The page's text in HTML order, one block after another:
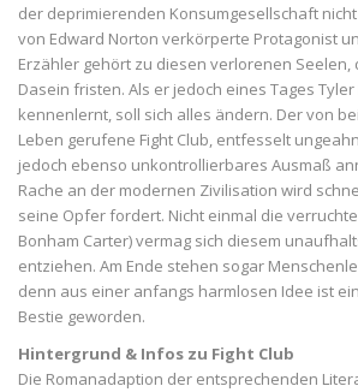
der deprimierenden Konsumgesellschaft
von Edward Norton verkörperte Protagonist
Erzähler gehört zu diesen verlorenen Seelen,
Dasein fristen. Als er jedoch eines Tages
kennenlernt, soll sich alles ändern. Der von
Leben gerufene Fight Club, entfesselt
jedoch ebenso unkontrollierbares Ausmaß
Rache an der modernen Zivilisation wird
seine Opfer fordert. Nicht einmal die
Bonham Carter) vermag sich diesem
entziehen. Am Ende stehen sogar
denn aus einer anfangs harmlosen Idee ist
Bestie geworden.
Hintergrund & Infos zu Fight Club
Die Romanadaption der entsprechenden